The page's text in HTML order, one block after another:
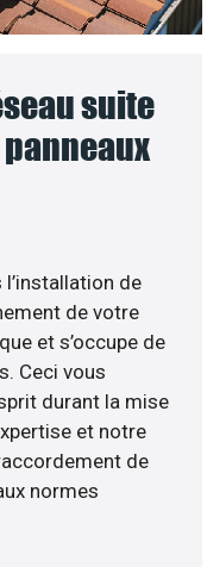
suite
de
de votre
et s’occupe de
Ceci vous
durant la mise
et notre
de
normes